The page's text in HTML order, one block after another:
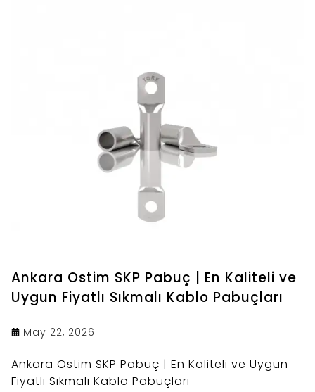
Ankara Ostim SKP Pabuç | En Kaliteli ve
Uygun Fiyatlı Sıkmalı Kablo Pabuçları
May 22, 2026
Ankara Ostim SKP Pabuç | En Kaliteli ve Uygun
Fiyatlı Sıkmalı Kablo Pabuçları